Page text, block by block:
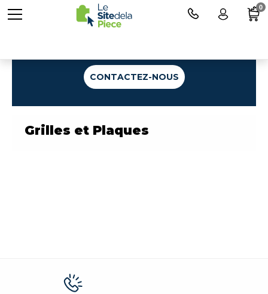
CONTACTEZ-NOUS
Grilles et Plaques
0